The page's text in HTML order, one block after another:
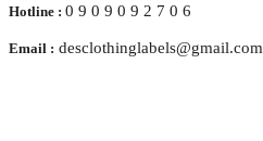
Hotline : 0 9 0 9 0 9 2 7 0 6
Email : desclothinglabels@gmail.com